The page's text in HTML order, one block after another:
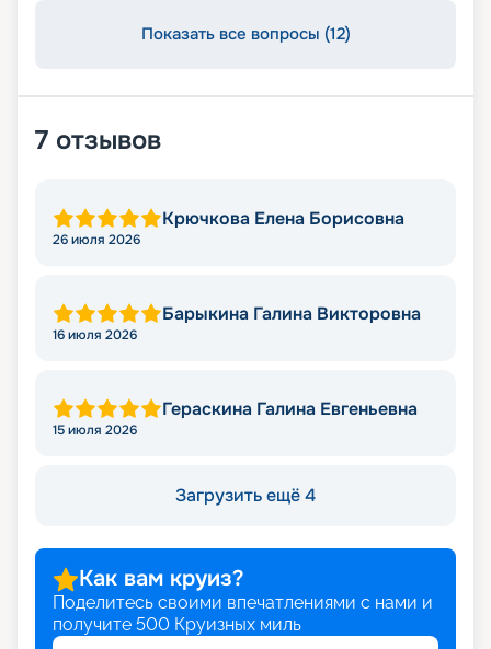
Показать все вопросы (12)
7 отзывов
Крючкова Елена Борисовна
26 июля 2026
Барыкина Галина Викторовна
16 июля 2026
Гераскина Галина Евгеньевна
15 июля 2026
Загрузить ещё 4
Как вам круиз?
Поделитесь своими впечатлениями с нами и
получите 500 Круизных миль